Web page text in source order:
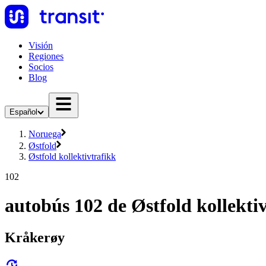
Visión
Regiones
Socios
Blog
Español
Noruega
Østfold
Østfold kollektivtrafikk
102
autobús 102 de Østfold
Kråkerøy